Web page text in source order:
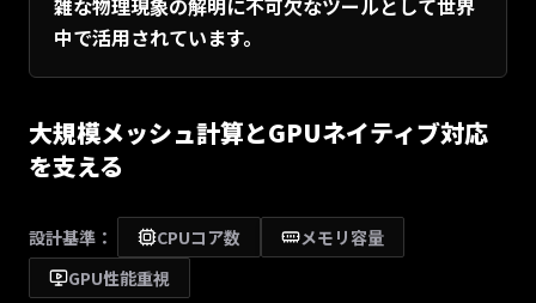
中で活用されています。
大規模メッシュ計算とGPUネイティブ対応
を支える
設計基準： CPUコア数
メモリ容量
GPU性能重視